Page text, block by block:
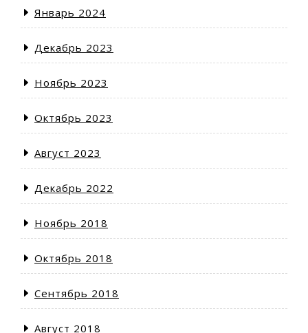
Январь 2024
Декабрь 2023
Ноябрь 2023
Октябрь 2023
Август 2023
Декабрь 2022
Ноябрь 2018
Октябрь 2018
Сентябрь 2018
Август 2018